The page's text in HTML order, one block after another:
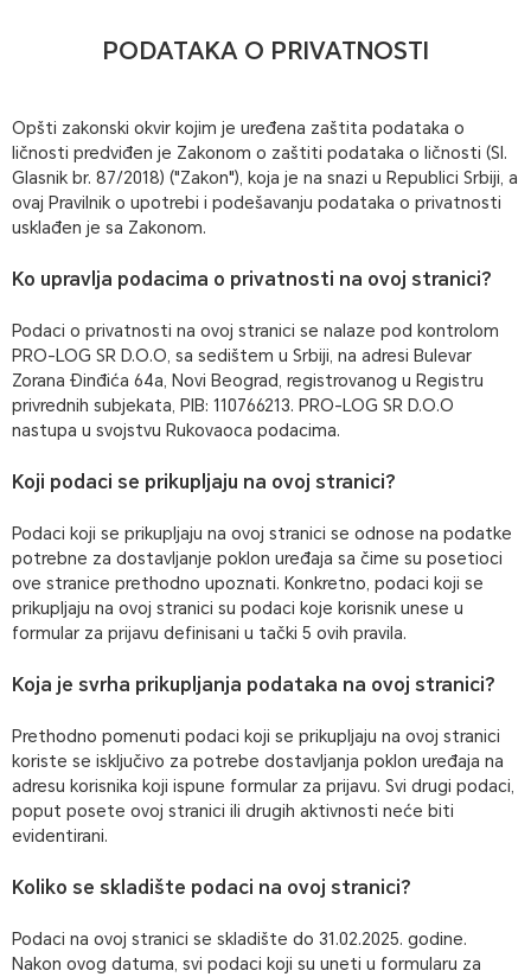
PODATAKA O PRIVATNOSTI
Opšti zakonski okvir kojim je uređena zaštita podataka o
ličnosti predviđen je Zakonom o zaštiti podataka o ličnosti (Sl.
Glasnik br. 87/2018) ("Zakon"), koja je na snazi u Republici Srbiji, a
ovaj Pravilnik o upotrebi i podešavanju podataka o privatnosti
usklađen je sa Zakonom.
Ko upravlja podacima o privatnosti na ovoj stranici?
Podaci o privatnosti na ovoj stranici se nalaze pod kontrolom
PRO-LOG SR D.O.O, sa sedištem u Srbiji, na adresi Bulevar
Zorana Đinđića 64a, Novi Beograd, registrovanog u Registru
privrednih subjekata, PIB: 110766213. PRO-LOG SR D.O.O
nastupa u svojstvu Rukovaoca podacima.
Koji podaci se prikupljaju na ovoj stranici?
Podaci koji se prikupljaju na ovoj stranici se odnose na podatke
potrebne za dostavljanje poklon uređaja sa čime su posetioci
ove stranice prethodno upoznati. Konkretno, podaci koji se
prikupljaju na ovoj stranici su podaci koje korisnik unese u
formular za prijavu definisani u tački 5 ovih pravila.
Koja je svrha prikupljanja podataka na ovoj stranici?
Prethodno pomenuti podaci koji se prikupljaju na ovoj stranici
koriste se isključivo za potrebe dostavljanja poklon uređaja na
adresu korisnika koji ispune formular za prijavu. Svi drugi podaci,
poput posete ovoj stranici ili drugih aktivnosti neće biti
evidentirani.
Koliko se skladište podaci na ovoj stranici?
Podaci na ovoj stranici se skladište do 31.02.2025. godine.
Nakon ovog datuma, svi podaci koji su uneti u formularu za